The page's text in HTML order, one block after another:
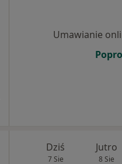
Umawianie
Dziś
7 Sie
Jutro
8 Sie